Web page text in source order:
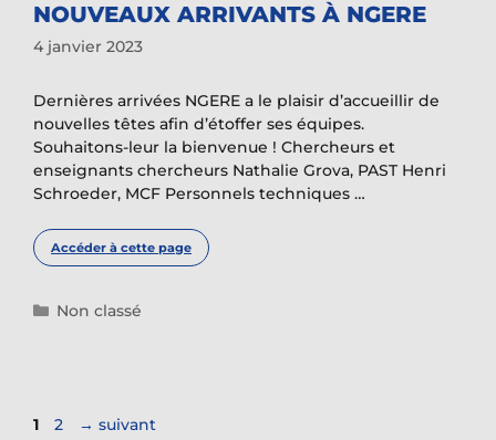
NOUVEAUX ARRIVANTS À NGERE
4 janvier 2023
Dernières arrivées NGERE a le plaisir d’accueillir de
nouvelles têtes afin d’étoffer ses équipes.
Souhaitons-leur la bienvenue ! Chercheurs et
enseignants chercheurs Nathalie Grova, PAST Henri
Schroeder, MCF Personnels techniques …
Accéder à cette page
Catégories
Non classé
Page
1 Page
2 → suivant